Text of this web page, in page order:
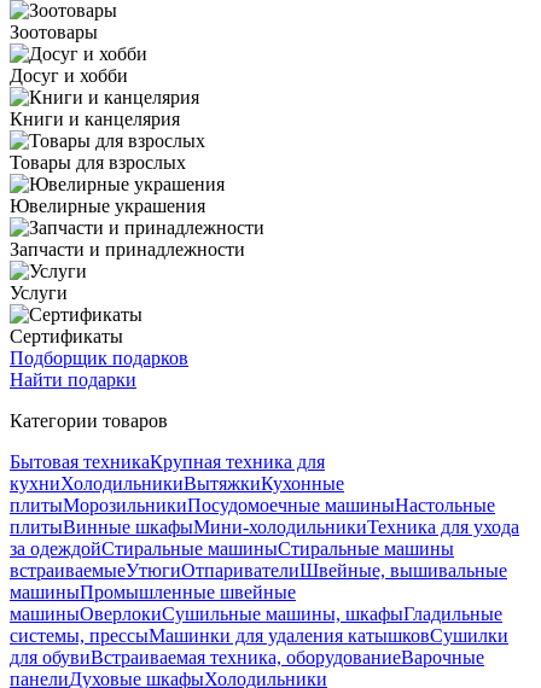
Зоотовары
Досуг и хобби
Книги и канцелярия
Товары для взрослых
Ювелирные украшения
Запчасти и принадлежности
Услуги
Сертификаты
Подборщик подарков
Найти подарки
Категории товаров
Бытовая техникаКрупная техника для
кухниХолодильникиВытяжкиКухонные
плитыМорозильникиПосудомоечные машиныНастольные
плитыВинные шкафыМини-холодильникиТехника для ухода
за одеждойСтиральные машиныСтиральные машины
встраиваемыеУтюгиОтпаривателиШвейные, вышивальные
машиныПромышленные швейные
машиныОверлокиСушильные машины, шкафыГладильные
системы, прессыМашинки для удаления катышковСушилки
для обувиВстраиваемая техника, оборудованиеВарочные
панелиДуховые шкафыХолодильники